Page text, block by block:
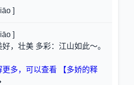
]
]
，壮美 多彩：江山如此～。
更多，可以查看 【多娇的释